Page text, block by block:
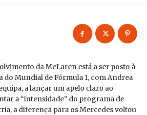
da McLaren está a ser posto à
do Mundial de Fórmula 1, com Andrea
a lançar um apelo claro ao
a “intensidade” do programa de
a diferença para os Mercedes voltou